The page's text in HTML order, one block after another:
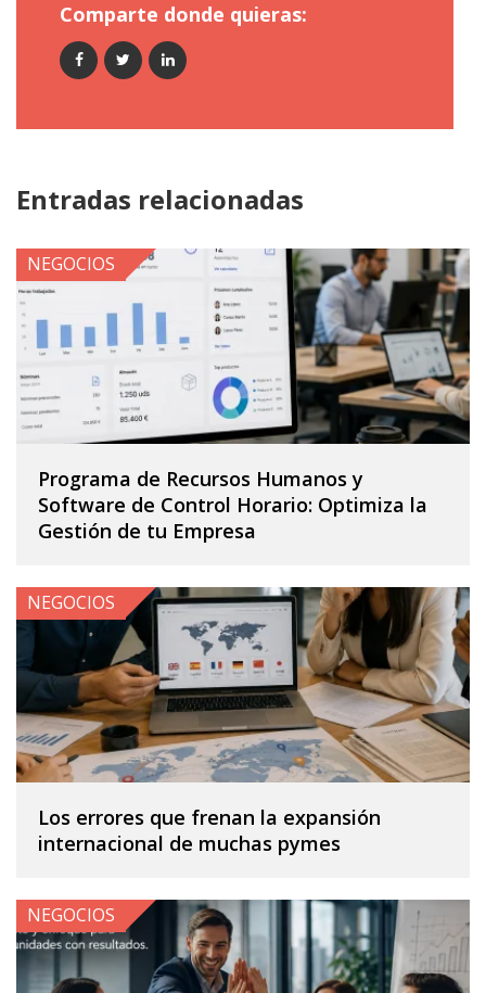
Comparte donde quieras:
Entradas relacionadas
Programa de Recursos Humanos y
Software de Control Horario: Optimiza la
Gestión de tu Empresa
NEGOCIOS
Los errores que frenan la expansión
internacional de muchas pymes
NEGOCIOS
NEGOCIOS